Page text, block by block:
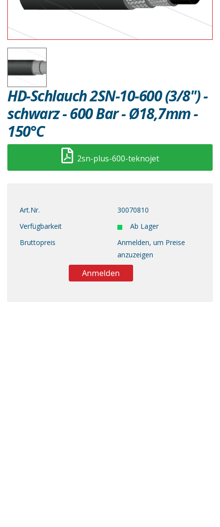
HD-Schlauch 2SN-10-600 (3/8") -
schwarz - 600 Bar - Ø18,7mm -
150°C
2sn-plus-600-teknojet
Art.Nr.
30070810
Verfügbarkeit
Ab Lager
Bruttopreis
Anmelden, um Preise
anzuzeigen
Anmelden